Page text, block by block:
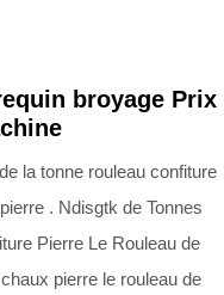
broyage Prix
la tonne rouleau confiture
. Ndisgtk de Tonnes
Pierre Le Rouleau de
pierre le rouleau de